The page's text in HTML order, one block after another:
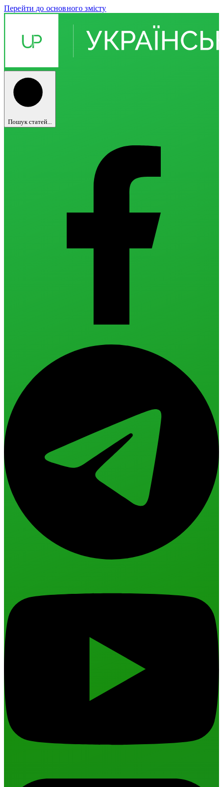
Перейти до основного змісту
Пошук статей...